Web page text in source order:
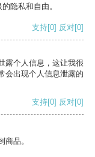
隐私和自由。
支持[0] 反对[0]
露个人信息，这让我很
会出现个人信息泄露的
支持[0] 反对[0]
品。